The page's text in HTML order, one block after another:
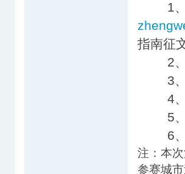
1、
指南征
2、
3、
4、
5、
6
注：本
参赛城